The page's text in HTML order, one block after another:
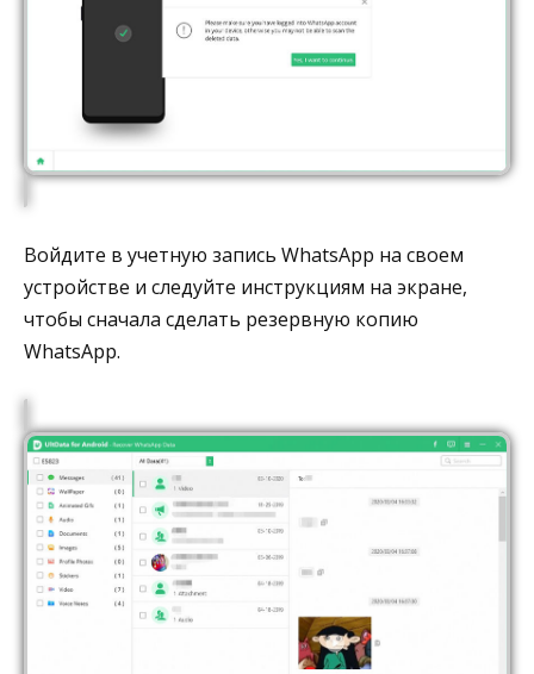
Войдите в учетную запись WhatsApp на своем
устройстве и следуйте инструкциям на экране,
чтобы сначала сделать резервную копию
WhatsApp.